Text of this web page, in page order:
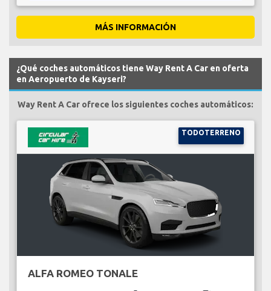
MÁS INFORMACIÓN
¿Qué coches automáticos tiene Way Rent A Car en oferta
en Aeropuerto de Kayseri?
Way Rent A Car ofrece los siguientes coches automáticos:
TODOTERRENO
ALFA ROMEO TONALE